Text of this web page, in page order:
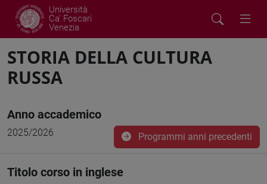
Università
Ca' Foscari
Venezia
STORIA DELLA CULTURA
RUSSA
Anno accademico
2025/2026 Programmi anni precedenti
Titolo corso in inglese